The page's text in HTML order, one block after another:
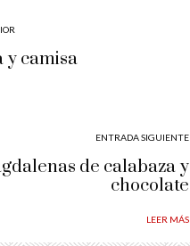
y camisa
ENTRADA SIGUIENTE
de calabaza y
chocolate
LEER MÁS